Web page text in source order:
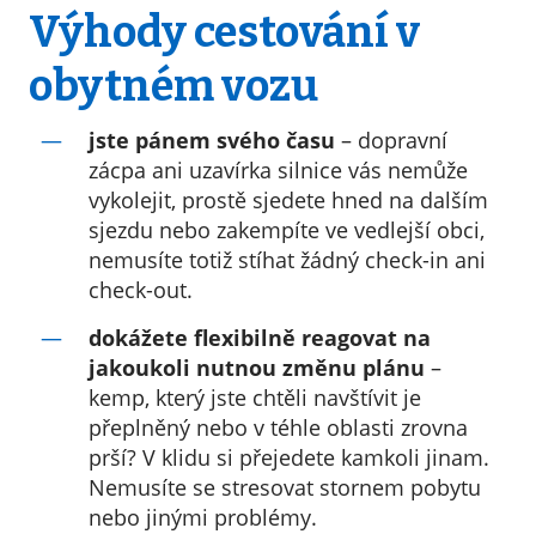
Výhody cestování v
obytném vozu
jste pánem svého času – dopravní
zácpa ani uzavírka silnice vás nemůže
vykolejit, prostě sjedete hned na dalším
sjezdu nebo zakempíte ve vedlejší obci,
nemusíte totiž stíhat žádný check-in ani
check-out.
dokážete flexibilně reagovat na
jakoukoli nutnou změnu plánu –
kemp, který jste chtěli navštívit je
přeplněný nebo v téhle oblasti zrovna
prší? V klidu si přejedete kamkoli jinam.
Nemusíte se stresovat stornem pobytu
nebo jinými problémy.